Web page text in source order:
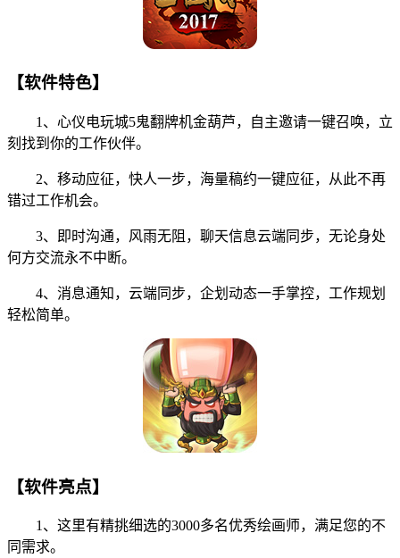
【软件特色】
1、心仪电玩城5鬼翻牌机金葫芦，自主邀请一键召唤，立
刻找到你的工作伙伴。
2、移动应征，快人一步，海量稿约一键应征，从此不再
错过工作机会。
3、即时沟通，风雨无阻，聊天信息云端同步，无论身处
何方交流永不中断。
4、消息通知，云端同步，企划动态一手掌控，工作规划
轻松简单。
【软件亮点】
1、这里有精挑细选的3000多名优秀绘画师，满足您的不
同需求。